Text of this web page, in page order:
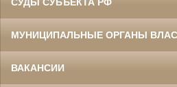
МУНИЦИПАЛЬНЫЕ ОРГАНЫ
ВАКАНСИИ